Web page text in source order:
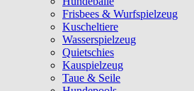
Frisbees & Wurfspielzeug
Kuscheltiere
Wasserspielzeug
Quietschies
Kauspielzeug
Taue & Seile